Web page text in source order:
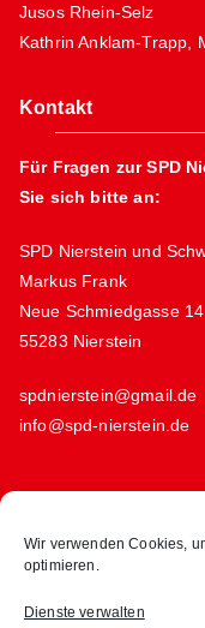
Wir verwenden Cookies,
optimieren.
Dienste verwalten
Jusos Rhein-Selz
Kathrin Anklam-Trapp,
Kontakt
Für Fragen zur SPD
Sie sich bitte an:
SPD Nierstein und
Markus Frank
Neue Schmiedgasse 14
55283 Nierstein
spdnierstein@gmail.de
info@spd-nierstein.de
Kontakt
Datenschutz